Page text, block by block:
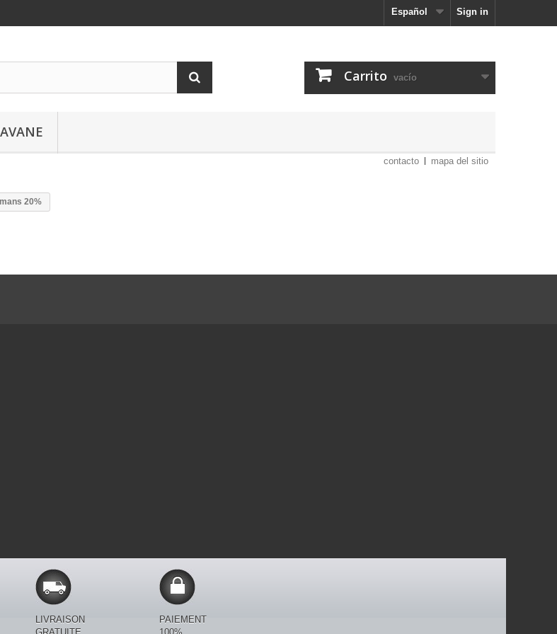
Sign in
Español
Carrito vacío
contacto mapa del sitio
20%
LIVRAISON
PAIEMENT